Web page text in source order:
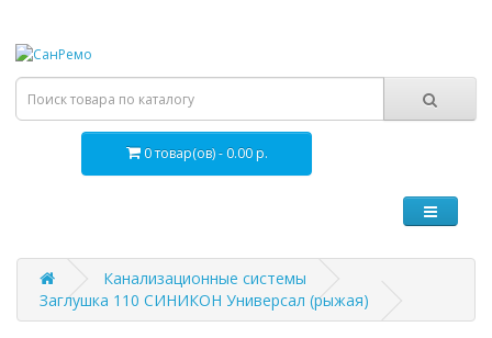
0 товар(ов) - 0.00 р.
Канализационные системы
Заглушка 110 СИНИКОН Универсал (рыжая)